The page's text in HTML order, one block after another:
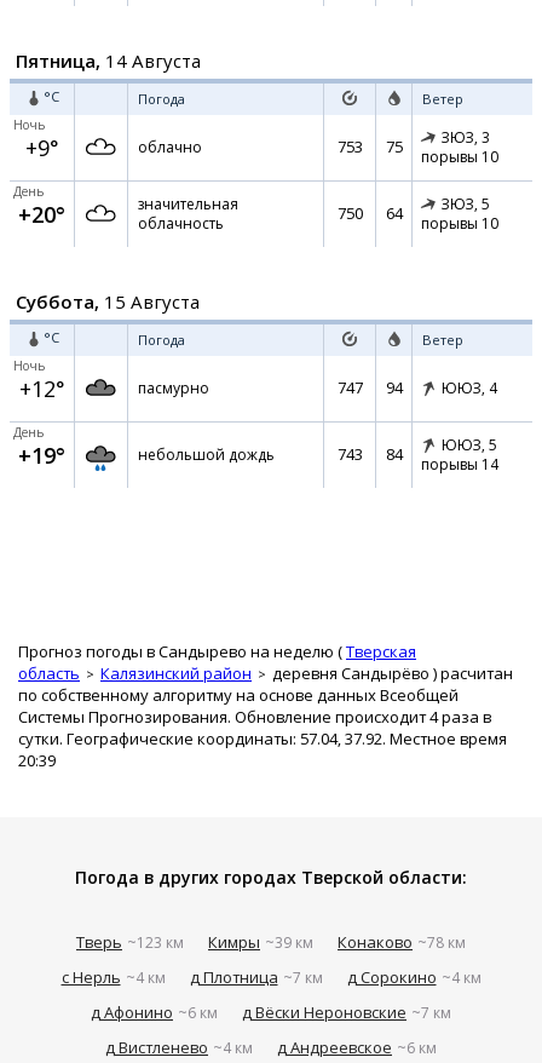
Пятница, 14 Августа
°C Погода Ветер
Ночь
+9° облачно 753 75 ЗЮЗ, 3
порывы 10
День
+20°
значительная
облачность
750 64 ЗЮЗ, 5
порывы 10
Суббота, 15 Августа
°C Погода Ветер
Ночь
+12° пасмурно 747 94 ЮЮЗ, 4
День
+19° небольшой дождь 743 84 ЮЮЗ, 5
порывы 14
Прогноз погоды в Сандырево на неделю (Тверская
область
Калязинский район деревня Сандырёво ) расчитан
по собственному алгоритму на основе данных Всеобщей
Системы Прогнозирования. Обновление происходит 4 раза в
сутки. Географические координаты: 57.04, 37.92. Местное время
20:39
Погода в других городах Тверской области:
Тверь ~123 км Кимры ~39 км Конаково ~78 км
с Нерль ~4 км д Плотница ~7 км д Сорокино ~4 км
д Афонино ~6 км д Вёски Нероновские ~7 км
д Вистленево ~4 км д Андреевское ~6 км